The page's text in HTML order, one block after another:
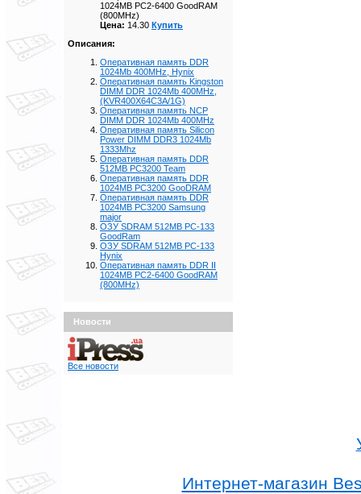
1024MB PC2-6400 GoodRAM
(800MHz)
Цена: 14.30 Купить
Описания:
Оперативная память DDR
1024Mb 400MHz, Hynix
Оперативная память Kingston
DIMM DDR 1024Mb 400MHz,
(KVR400X64C3A/1G)
Оперативная память NCP
DIMM DDR 1024Mb 400MHz
Оперативная память Silicon
Power DIMM DDR3 1024Mb
1333Mhz
Оперативная память DDR
512MB PC3200 Team
Оперативная память DDR
1024MB PC3200 GooDRAM
Оперативная память DDR
1024MB PC3200 Samsung
major
ОЗУ SDRAM 512MB PC-133
GoodRam
ОЗУ SDRAM 512MB PC-133
Hynix
Оперативная память DDR II
1024MB PC2-6400 GoodRAM
(800MHz)
Новости
Все новости
Интернет-магазин